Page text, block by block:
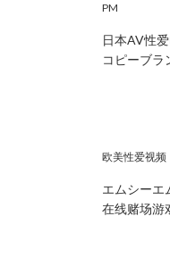
PM
日本AV性
コピーブラ
欧美性爱视频
エムシーエ
在线赌场游